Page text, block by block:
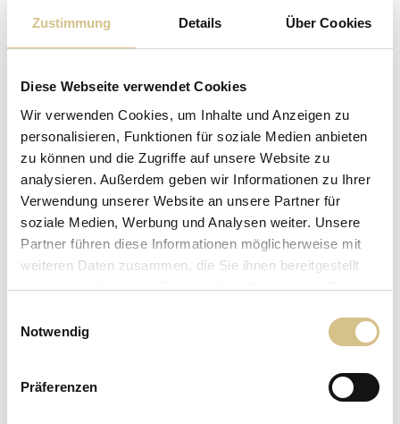
Zustimmung Details Über Cookies
Diese Webseite verwendet Cookies
Wir verwenden Cookies, um Inhalte und Anzeigen zu
personalisieren, Funktionen für soziale Medien anbieten
zu können und die Zugriffe auf unsere Website zu
analysieren. Außerdem geben wir Informationen zu Ihrer
Verwendung unserer Website an unsere Partner für
soziale Medien, Werbung und Analysen weiter. Unsere
Partner führen diese Informationen möglicherweise mit
weiteren Daten zusammen, die Sie ihnen bereitgestellt
haben oder die sie im Rahmen Ihrer Nutzung der Dienste
Notwendig
Präferenzen
mehr erfahren